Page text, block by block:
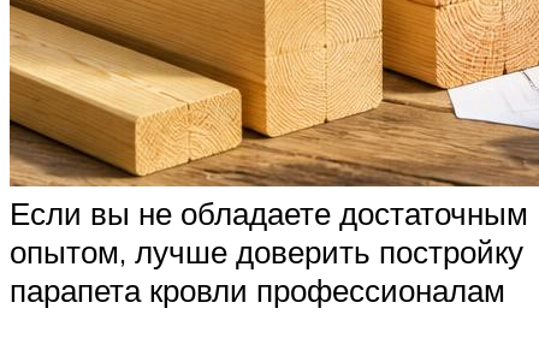
Если вы не обладаете достаточным
опытом, лучше доверить постройку
парапета кровли профессионалам